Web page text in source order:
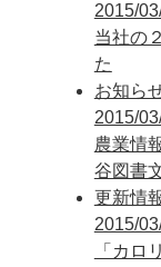
2015/
当社の
た
お知ら
2015/
農業情
谷図書
更新情
2015/
「カロ